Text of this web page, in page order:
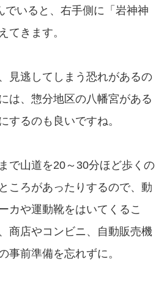
でいると、右手側に「岩神神
てきます。
見逃してしまう恐れがあるの
は、惣分地区の八幡宮がある
するのも良いですね。
で山道を20～30分ほど歩くの
ころがあったりするので、動
カや運動靴をはいてくるこ
商店やコンビニ、自動販売機
事前準備を忘れずに。